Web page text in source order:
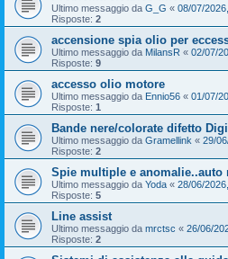
Ultimo messaggio da G_G « 08/07/
Risposte: 2
accensione spia olio per
Ultimo messaggio da MilansR « 02/07/
Risposte: 9
accesso olio motore
Ultimo messaggio da Ennio56 « 01/07/
Risposte: 1
Bande nere/colorate difetto
Ultimo messaggio da Gramellink « 29/
Risposte: 2
Spie multiple e anomalie..auto
Ultimo messaggio da Yoda « 28/06/
Risposte: 5
Line assist
Ultimo messaggio da mrctsc « 26/06/
Risposte: 2